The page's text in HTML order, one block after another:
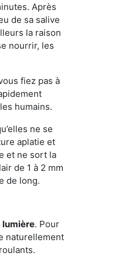
Après
de sa salive
la raison
nourrir, les
fiez pas à
humains.
ne se
aplatie et
et ne sort la
de 1 à 2 mm
de long.
lumière. Pour
naturellement